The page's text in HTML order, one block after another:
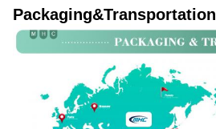
Packaging&Transportation